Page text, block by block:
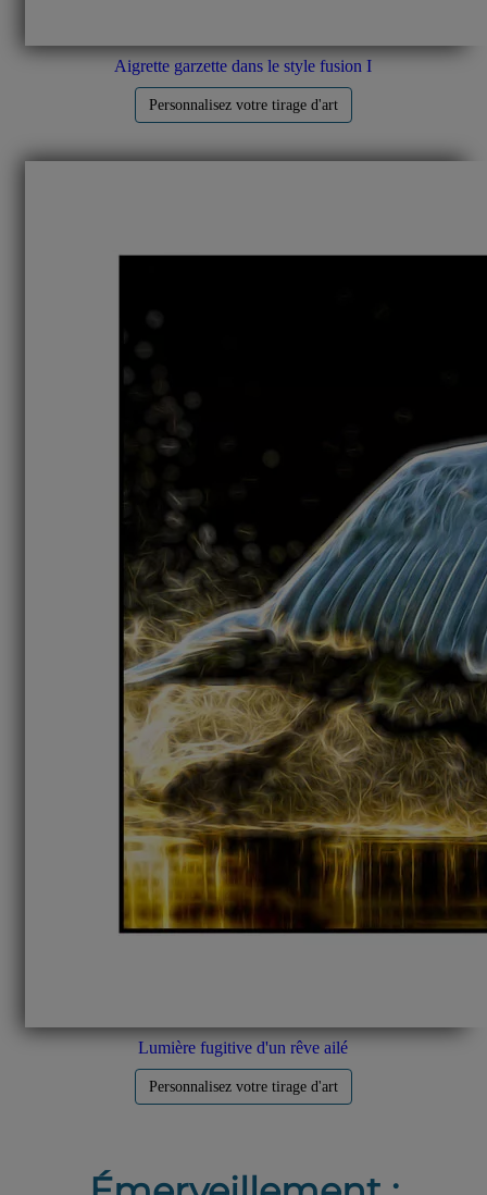
Aigrette garzette dans le style fusion I
Personnalisez votre tirage d'art
Lumière fugitive d'un rêve ailé
Personnalisez votre tirage d'art